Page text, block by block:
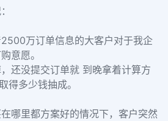
万订单信息的大客户对于我企
意愿。
还没提交订单就 到晚拿着计算方
得多少钱抽成。
哪里都方案好的情况下，客户突然